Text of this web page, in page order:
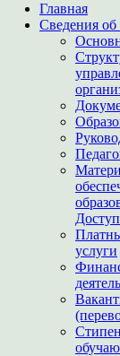
Главная
Сведения
услуги